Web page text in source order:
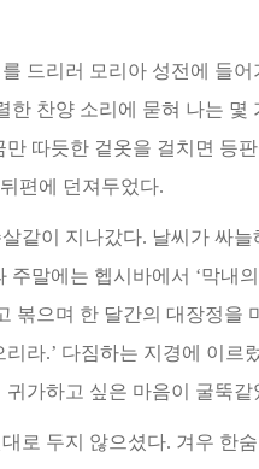
드리러 모리아 성전에 들
한 찬양 소리에 묻혀 나는 몇
만 따듯한 겉옷을 걸치면 등
편에 던져두었다.
같이 지나갔다. 날씨가 싸
말에는 헵시바에서 ‘막내
볶으며 한 달간의 대장정을
리라.’ 다짐하는 지경에 이
가하고 싶은 마음이 굴뚝같
로 두지 않으셨다. 겨우 한